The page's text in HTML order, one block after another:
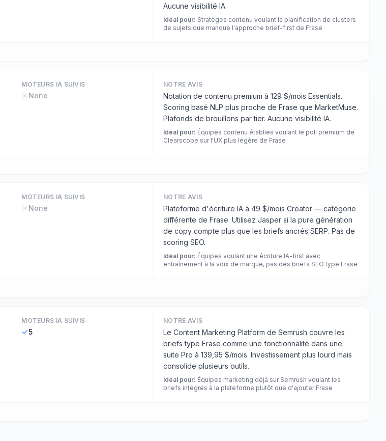
Aucune visibilité IA.
Idéal pour: Stratèges contenu voulant la planification de clusters
de sujets que manque l'approche brief-first de Frase
MOTEURS IA SUIVIS
None
NOTRE AVIS
Notation de contenu premium à 129 $/mois Essentials.
Scoring basé NLP plus proche de Frase que MarketMuse.
Plafonds de brouillons par tier. Aucune visibilité IA.
Idéal pour: Équipes contenu établies voulant le poli premium de
Clearscope sur l'UX plus légère de Frase
MOTEURS IA SUIVIS
None
NOTRE AVIS
Plateforme d'écriture IA à 49 $/mois Creator — catégorie
différente de Frase. Utilisez Jasper si la pure génération
de copy compte plus que les briefs ancrés SERP. Pas de
scoring SEO.
Idéal pour: Équipes voulant une écriture IA-first avec
entraînement à la voix de marque, pas des briefs SEO type Frase
MOTEURS IA SUIVIS
5
NOTRE AVIS
Le Content Marketing Platform de Semrush couvre les
briefs type Frase comme une fonctionnalité dans une
suite Pro à 139,95 $/mois. Investissement plus lourd mais
consolide plusieurs outils.
Idéal pour: Équipes marketing déjà sur Semrush voulant les
briefs intégrés à la plateforme plutôt que d'ajouter Frase